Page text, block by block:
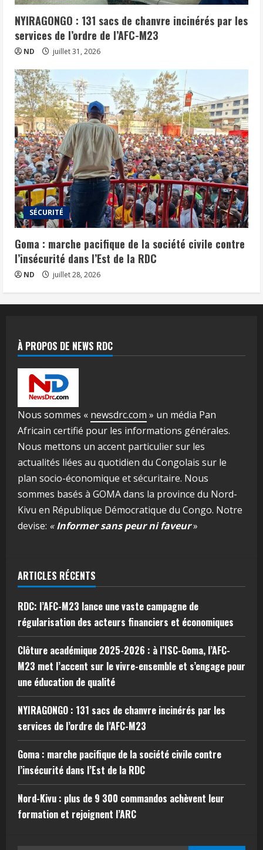
NYIRAGONGO : 131 sacs de chanvre incinérés par les
services de l’ordre de l’AFC-M23
ND juillet 31, 2026
SÉCURITÉ
Goma : marche pacifique de la société civile contre
l’insécurité dans l’Est de la RDC
ND juillet 28, 2026
À PROPOS DE NEWS RDC
Nous sommes « newsdrc.com » un média Pan
Africain certifié pour les informations générales.
Nous mettons un accent particulier sur les
actualités liées au quotidien du Congolais sur le
plan socio-économique et sécuritaire. Nous
sommes basés à GOMA dans la province du Nord-
Kivu en République Démocratique du Congo. Notre
devise: «Informer sans peur ni faveur»
ARTICLES RÉCENTS
RDC: l’AFC-M23 lance une vaste campagne de
régularisation des acteurs financiers et économiques
Clôture académique 2025-2026 : à l’ISC-Goma, l’AFC-
M23 met l’accent sur le vivre-ensemble et s’engage pour
une éducation de qualité
NYIRAGONGO : 131 sacs de chanvre incinérés par les
services de l’ordre de l’AFC-M23
Goma : marche pacifique de la société civile contre
l’insécurité dans l’Est de la RDC
Nord-Kivu : plus de 9 300 commandos achèvent leur
formation et rejoignent l’ARC